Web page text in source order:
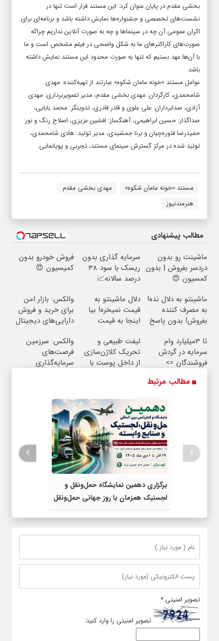
بخشی مقدم در پایان عنوان کرد: این مستند قرار است تنها در
نشست‌های تخصصی و جشنواره‌ها نمایش داشته باشد و برنامه‌ای برای
اکران عمومی آن چه در سینماها و چه به صورت آنلاین نداریم چراکه
صورت‌های کاراکترهای ما به شکل واضحی در فیلم مشخص است و ما
با آن‌ها عهد بستیم که تنها به صورت محدود این مستند نمایش داشته
باشد.
عوامل مستند «خونه مامان شکوه» عبارتند از تهیه‌کننده: مهدی
شامحمدی، کارگردان: مهدی بخشی مقدم، مدیر تصویربرداری: مهدی
آزادی، صدابرداران: علی علوی و قادر قادری، تدوینگر: محمد بابایی،
صداگذار: حسین ابراهیمی، آهنگساز: افشین عزیزی، اصلاح رنگ و نور:
حمیدرضا فتوره‌چیان و برنا جمشیدی، مدیر تولید: هادی شامحمدی،
تولید شده در مرکز گسترش سینمای مستند، تجربی و پویانمایی.
مستند «خونه مامان شکوه»
مهدی بخشی مقدم
هنرمندنیوز
مطالب پیشنهادی
ماشینت رو بدون
دردسر بفروش | بدون
کمسیون 😍
سرمایه گذاری بدون
ریسک با سود 38
درصد سالانه📈
فروش خودرو بدون
کمیسیون 😍
ماشینتو به دلال نده!
به مصرف کننده
بفروش! بدون پاسخ
دلال ماشینتو به
قیمت نمیخره! بیا
اینجا به قیمت
واقعی*
والکس: بازار امن
برای خرید و فروش
دارایی‌های دیجیتال
تا 3میلیارد وام
سرمایه در گردش
فروشندگان =>
لیفت طبیعی و
تحریک کلاژن‌سازی
از داخل پوست با
والکس: سرزمین
فرصت‌های
سرمایه‌گذاری
مطالب مرتبط
برگزاری دهمین نمایشگاه حمل‌ونقل و
لجستیک همزمان با روز جهانی حمل‌ونقل
پایدار سازمان ملل متحد
‹
›
تصویر امنیتی *
تصویر امنیتی را وارد کنید: